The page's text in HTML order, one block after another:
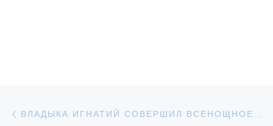
Навигация по записям